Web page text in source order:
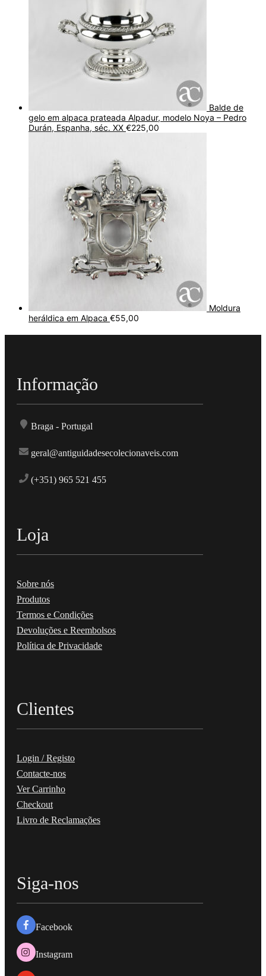
Balde de
gelo em alpaca prateada Alpadur, modelo Noya – Pedro
Durán, Espanha, séc. XX €225,00
Moldura
heráldica em Alpaca €55,00
Informação
Braga - Portugal
geral@antiguidadesecolecionaveis.com
(+351) 965 521 455
Loja
Sobre nós
Produtos
Termos e Condições
Devoluções e Reembolsos
Política de Privacidade
Clientes
Login / Registo
Contacte-nos
Ver Carrinho
Checkout
Livro de Reclamações
Siga-nos
Facebook
Instagram